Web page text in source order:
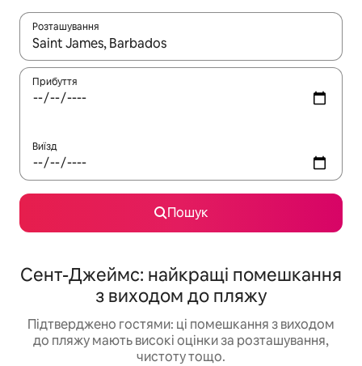
Розташування
Отримавши результати пошуку, використовуйте для
Прибуття
Виїзд
Пошук
Сент-Джеймс: найкращі помешкання
з виходом до пляжу
Підтверджено гостями: ці помешкання з виходом
до пляжу мають високі оцінки за розташування,
чистоту тощо.